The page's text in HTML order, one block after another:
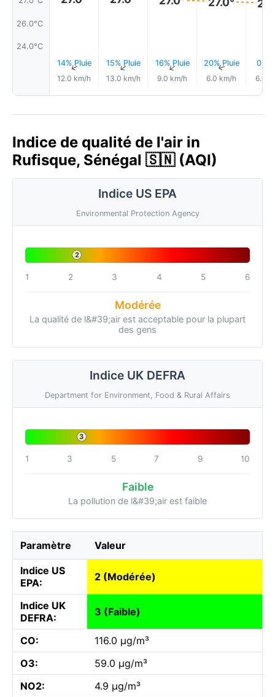
26.0°C
24.0°C
14% Pluie
↑
12.0 km/h
15% Pluie
↑
13.0 km/h
16% Pluie
↑
9.0 km/h
20% Pluie
↑
6.0 km/h
0.0
6.0
Indice de qualité de l'air in
Rufisque, Sénégal 🇸🇳 (AQI)
Indice US EPA
Environmental Protection Agency
2
1 2 3 4 5 6
Modérée
La qualité de l&#39;air est acceptable pour la plupart
des gens
Indice UK DEFRA
Department for Environment, Food & Rural Affairs
3
1 3 5 7 9 10
Faible
La pollution de l&#39;air est faible
Paramètre Valeur
Indice US
EPA:
2 (Modérée)
Indice UK
DEFRA:
3 (Faible)
CO:
116.0 µg/m³
O3:
59.0 µg/m³
NO2:
4.9 µg/m³